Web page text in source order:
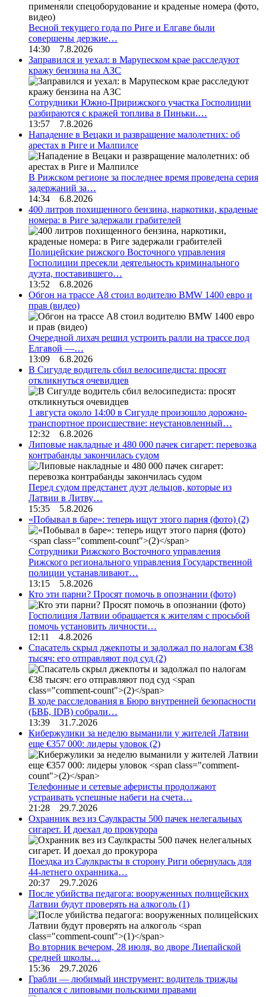
Весной текущего года по Риге и Елгаве были
совершены дерзкие…
14:30 7.8.2026
Заправился и уехал: в Марупеском крае расследуют
кражу бензина на АЗС
Сотрудники Южно-Пририжского участка Госполиции
разбираются с кражей топлива в Пиньки.…
13:57 7.8.2026
Нападение в Вецаки и развращение малолетних: об
арестах в Риге и Малпилсе
В Рижском регионе за последнее время проведена серия
задержаний за…
14:34 6.8.2026
400 литров похищенного бензина, наркотики, краденые
номера: в Риге задержали грабителей
Полицейские рижского Восточного управления
Госполиции пресекли деятельность криминального
дуэта, поставившего…
13:52 6.8.2026
Обгон на трассе А8 стоил водителю BMW 1400 евро и
прав (видео)
Очередной лихач решил устроить ралли на трассе под
Елгавой —…
13:09 6.8.2026
В Сигулде водитель сбил велосипедиста: просят
откликнуться очевидцев
1 августа около 14:00 в Сигулде произошло дорожно-
транспортное происшествие: неустановленный…
12:32 6.8.2026
Липовые накладные и 480 000 пачек сигарет: перевозка
контрабанды закончилась судом
Перед судом предстанет дуэт дельцов, которые из
Латвии в Литву…
15:35 5.8.2026
«Побывал в баре»: теперь ищут этого парня (фото) (2)
Сотрудники Рижского Восточного управления
Рижского регионального управления Государственной
полиции устанавливают…
13:15 5.8.2026
Кто эти парни? Просят помочь в опознании (фото)
Госполиция Латвии обращается к жителям с просьбой
помочь установить личности…
12:11 4.8.2026
Спасатель скрыл джекпоты и задолжал по налогам €38
тысяч: его отправляют под суд (2)
В ходе расследования в Бюро внутренней безопасности
(БВБ, IDB) собрали…
13:39 31.7.2026
Кибержулики за неделю выманили у жителей Латвии
еще €357 000: лидеры уловок (2)
Телефонные и сетевые аферисты продолжают
устраивать успешные набеги на счета…
21:28 29.7.2026
Охранник вез из Саулкрасты 500 пачек нелегальных
сигарет. И доехал до прокурора
Поездка из Саулкрасты в сторону Риги обернулась для
44-летнего охранника…
20:37 29.7.2026
После убийства педагога: вооруженных полицейских
Латвии будут проверять на алкоголь (1)
Во вторник вечером, 28 июля, во дворе Лиепайской
средней школы…
15:36 29.7.2026
Грабли — любимый инструмент: водитель трижды
попался с липовыми польскими правами